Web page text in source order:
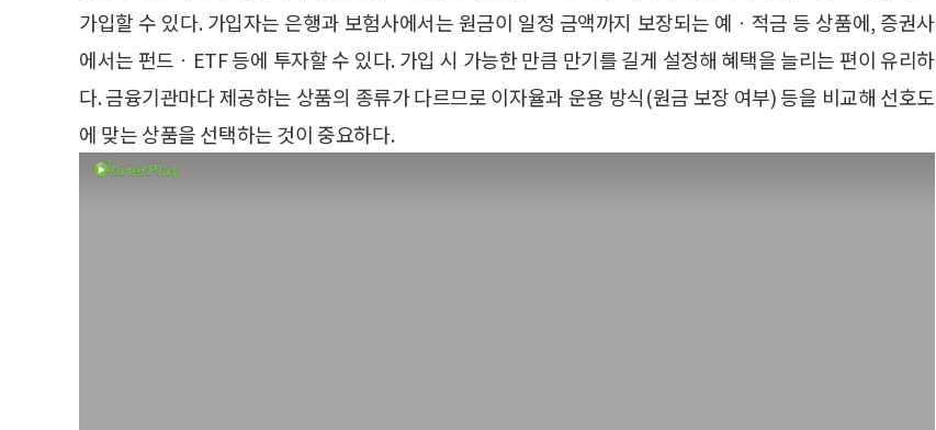
가입할 수 있다. 가입자는 은행과 보험사에서는 원금이 일정 금액까지 보장되는 예ㆍ적금 등 상품에, 증권사
에서는 펀드ㆍETF 등에 투자할 수 있다. 가입 시 가능한 만큼 만기를 길게 설정해 혜택을 늘리는 편이 유리하
다. 금융기관마다 제공하는 상품의 종류가 다르므로 이자율과 운용 방식(원금 보장 여부) 등을 비교해 선호도
에 맞는 상품을 선택하는 것이 중요하다.